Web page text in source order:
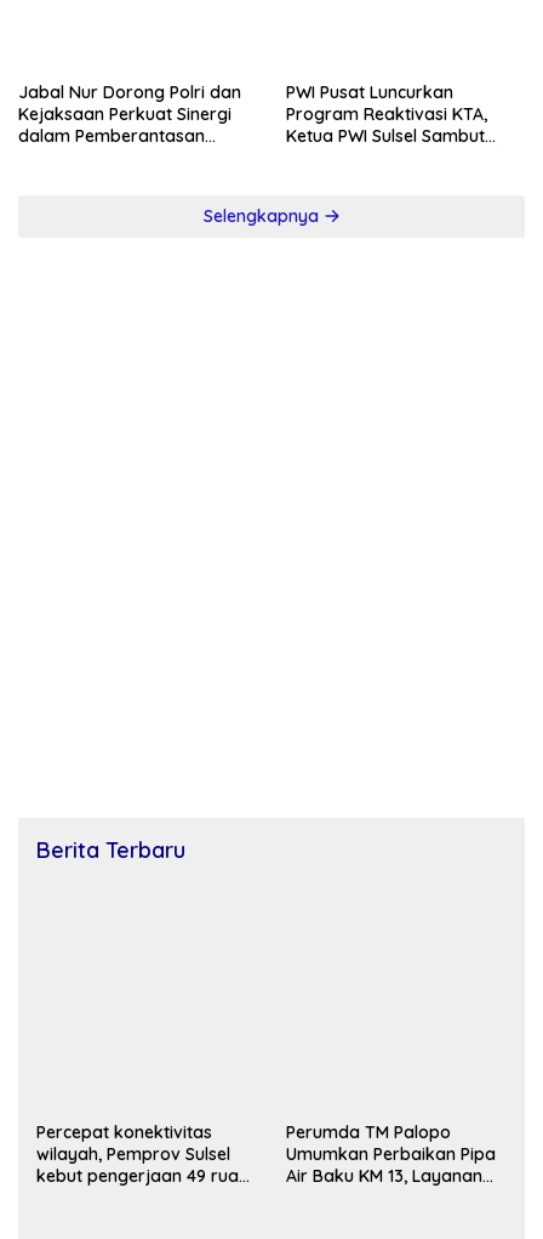
Jabal Nur Dorong Polri dan
Kejaksaan Perkuat Sinergi
dalam Pemberantasan
PWI Pusat Luncurkan
Program Reaktivasi KTA,
Ketua PWI Sulsel Sambut
Selengkapnya
Berita Terbaru
Percepat konektivitas
wilayah, Pemprov Sulsel
kebut pengerjaan 49 ruas
Perumda TM Palopo
Umumkan Perbaikan Pipa
Air Baku KM 13, Layanan